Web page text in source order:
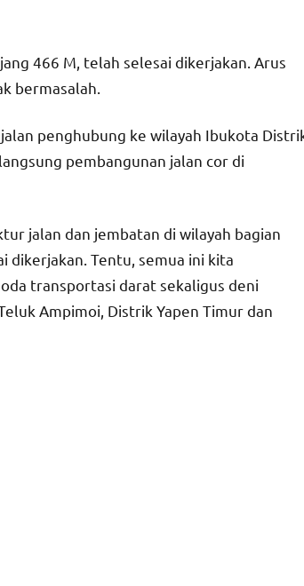
466 M, telah selesai dikerjakan. Arus
bermasalah.
penghubung ke wilayah Ibukota
pembangunan jalan cor di
jalan dan jembatan di wilayah bagian
dikerjakan. Tentu, semua ini kita
transportasi darat sekaligus deni
Ampimoi, Distrik Yapen Timur dan